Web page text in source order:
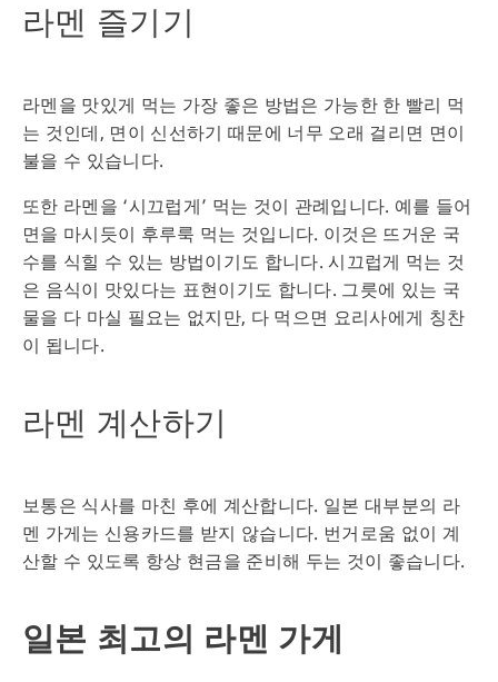
라멘 즐기기
라멘을 맛있게 먹는 가장 좋은 방법은 가능한 한 빨리 먹
는 것인데, 면이 신선하기 때문에 너무 오래 걸리면 면이
불을 수 있습니다.
또한 라멘을 ‘시끄럽게’ 먹는 것이 관례입니다. 예를 들어
면을 마시듯이 후루룩 먹는 것입니다. 이것은 뜨거운 국
수를 식힐 수 있는 방법이기도 합니다. 시끄럽게 먹는 것
은 음식이 맛있다는 표현이기도 합니다. 그릇에 있는 국
물을 다 마실 필요는 없지만, 다 먹으면 요리사에게 칭찬
이 됩니다.
라멘 계산하기
보통은 식사를 마친 후에 계산합니다. 일본 대부분의 라
멘 가게는 신용카드를 받지 않습니다. 번거로움 없이 계
산할 수 있도록 항상 현금을 준비해 두는 것이 좋습니다.
일본 최고의 라멘 가게